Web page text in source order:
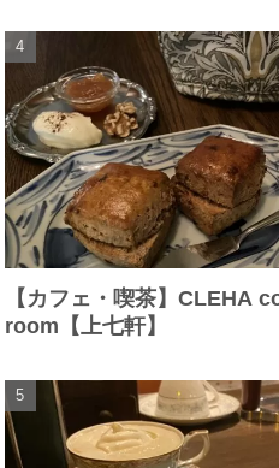
【カフェ・喫茶】CLEHA
room【上七軒】